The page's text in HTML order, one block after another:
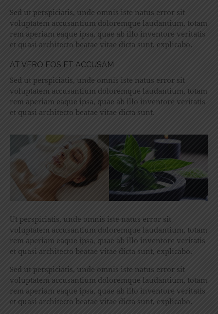
Sed ut perspiciatis, unde omnis iste natus error sit
voluptatem accusantium doloremque laudantium, totam
rem aperiam eaque ipsa, quae ab illo inventore veritatis
et quasi architecto beatae vitae dicta sunt, explicabo.
AT VERO EOS ET ACCUSAM
Sed ut perspiciatis, unde omnis iste natus error sit
voluptatem accusantium doloremque laudantium, totam
rem aperiam eaque ipsa, quae ab illo inventore veritatis
et quasi architecto beatae vitae dicta sunt.
Ut perspiciatis, unde omnis iste natus error sit
voluptatem accusantium doloremque laudantium, totam
rem aperiam eaque ipsa, quae ab illo inventore veritatis
et quasi architecto beatae vitae dicta sunt, explicabo.
Sed ut perspiciatis, unde omnis iste natus error sit
voluptatem accusantium doloremque laudantium, totam
rem aperiam eaque ipsa, quae ab illo inventore veritatis
et quasi architecto beatae vitae dicta sunt, explicabo.